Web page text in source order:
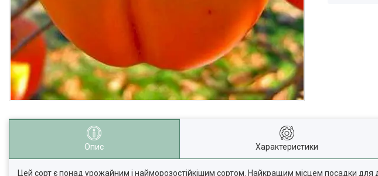
Опис Характеристики
Цей сорт є понад урожайним і найморозостійкішим сортом. Найкращим місцем посадки для